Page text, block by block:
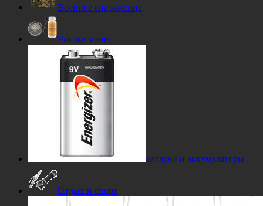
Военное снаряжение
Чистка монет
Батареи и аккумуляторы
Отдых и спорт